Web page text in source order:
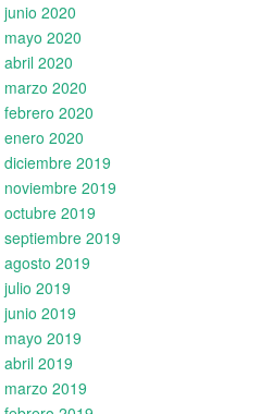
junio 2020
mayo 2020
abril 2020
marzo 2020
febrero 2020
enero 2020
diciembre 2019
noviembre 2019
octubre 2019
septiembre 2019
agosto 2019
julio 2019
junio 2019
mayo 2019
abril 2019
marzo 2019